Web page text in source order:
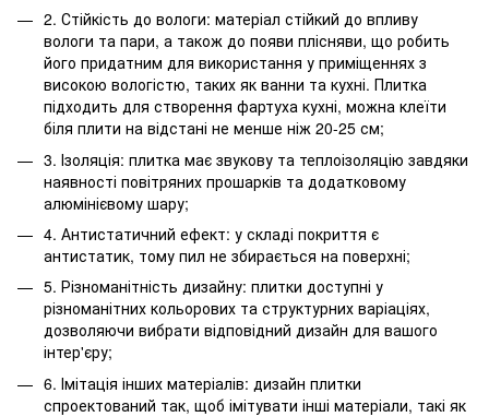
2. Стійкість до вологи: матеріал стійкий до впливу
вологи та пари, а також до появи плісняви, що робить
його придатним для використання у приміщеннях з
високою вологістю, таких як ванни та кухні. Плитка
підходить для створення фартуха кухні, можна клеїти
біля плити на відстані не менше ніж 20-25 см;
3. Ізоляція: плитка має звукову та теплоізоляцію завдяки
наявності повітряних прошарків та додатковому
алюмінієвому шару;
4. Антистатичний ефект: у складі покриття є
антистатик, тому пил не збирається на поверхні;
5. Різноманітність дизайну: плитки доступні у
різноманітних кольорових та структурних варіаціях,
дозволяючи вибрати відповідний дизайн для вашого
інтер'єру;
6. Імітація інших матеріалів: дизайн плитки
спроектований так, щоб імітувати інші матеріали, такі як